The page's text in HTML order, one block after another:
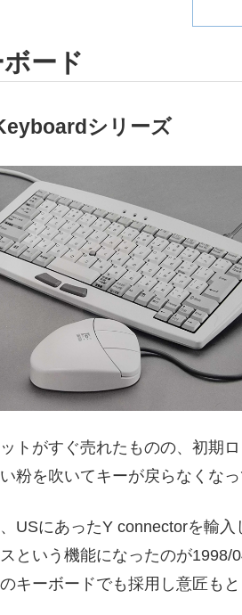
ード
シリーズ
トがすぐ売れたものの、初期
粉を吹いてキーが戻らなくな
USにあったY connectorを輸
という機能になったのが1998/
キーボードでも採用し意匠も